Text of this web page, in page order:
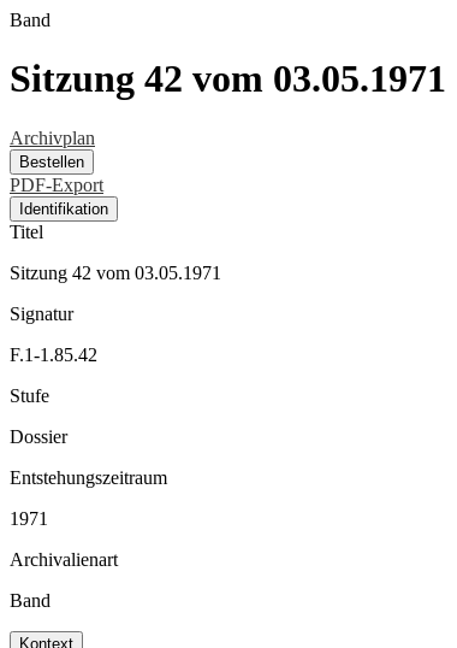
Band
Sitzung 42 vom 03.05.1971
Archivplan
Bestellen
PDF-Export
Identifikation
Titel
Sitzung 42 vom 03.05.1971
Signatur
F.1-1.85.42
Stufe
Dossier
Entstehungszeitraum
1971
Archivalienart
Band
Kontext